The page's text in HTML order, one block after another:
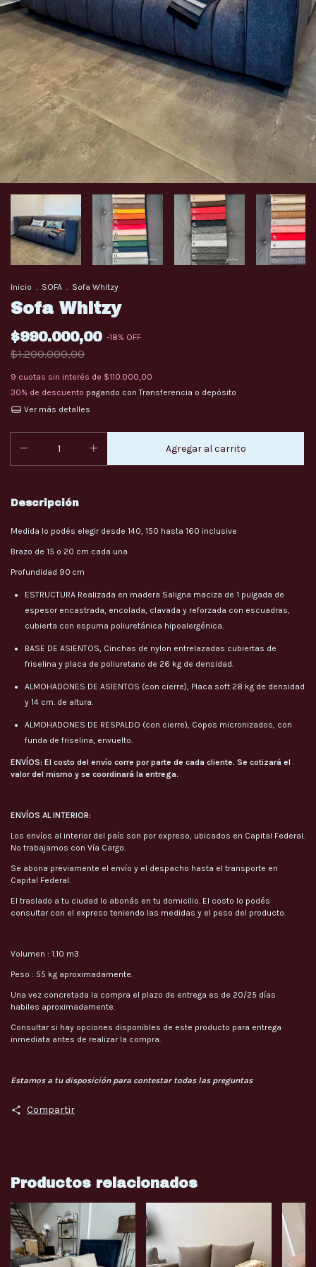
Inicio . SOFA . Sofa Whitzy
Sofa Whitzy
$990.000,00 -18% OFF
$1.200.000,00
9 cuotas sin interés de $110.000,00
30% de descuento pagando con Transferencia o depósito
Ver más detalles
Descripción
Medida lo podés elegir desde 140, 150 hasta 160 inclusive
Brazo de 15 o 20 cm cada una
Profundidad 90 cm
ESTRUCTURA Realizada en madera Saligna maciza de 1 pulgada de
espesor encastrada, encolada, clavada y reforzada con escuadras,
cubierta con espuma poliuretánica hipoalergénica.
BASE DE ASIENTOS, Cinchas de nylon entrelazadas cubiertas de
friselina y placa de poliuretano de 26 kg de densidad.
ALMOHADONES DE ASIENTOS (con cierre), Placa soft 28 kg de densidad
y 14 cm. de altura.
ALMOHADONES DE RESPALDO (con cierre), Copos micronizados, con
funda de friselina, envuelto.
ENVÍOS: El costo del envío corre por parte de cada cliente. Se cotizará el
valor del mismo y se coordinará la entrega.
ENVÍOS AL INTERIOR:
Los envíos al interior del país son por expreso, ubicados en Capital Federal.
No trabajamos con Vía Cargo.
Se abona previamente el envío y el despacho hasta el transporte en
Capital Federal.
El traslado a tu ciudad lo abonás en tu domicilio. El costo lo podés
consultar con el expreso teniendo las medidas y el peso del producto.
Volumen : 1.10 m3
Peso : 55 kg aproximadamente.
Una vez concretada la compra el plazo de entrega es de 20/25 días
habiles aproximadamente.
Consultar si hay opciones disponibles de este producto para entrega
inmediata antes de realizar la compra.
Estamos a tu disposición para contestar todas las preguntas
Compartir
Productos relacionados